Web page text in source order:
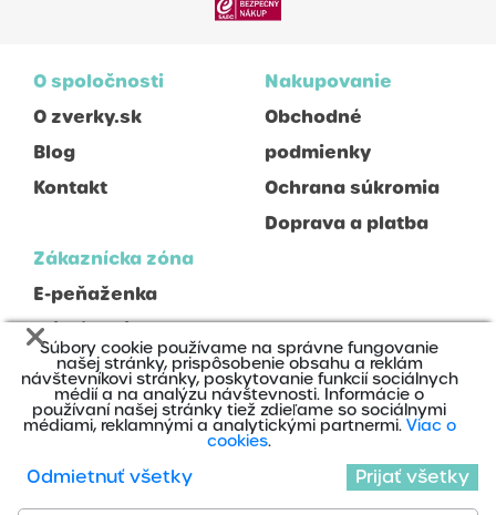
O spoločnosti
O zverky.sk
Blog
Kontakt
Nakupovanie
Obchodné
podmienky
Ochrana súkromia
Doprava a platba
Zákaznícka zóna
E-peňaženka
Prihlásenie
Registrácia
2020 © Zverky s.r.o., Všetky práva vyhradené
Súbory cookie používame na správne fungovanie
našej stránky, prispôsobenie obsahu a reklám
návštevníkovi stránky, poskytovanie funkcií sociálnych
médií a na analýzu návštevnosti. Informácie o
používaní našej stránky tiež zdieľame so sociálnymi
médiami, reklamnými a analytickými partnermi. Viac o
cookies.
Odmietnuť všetky Prijať všetky